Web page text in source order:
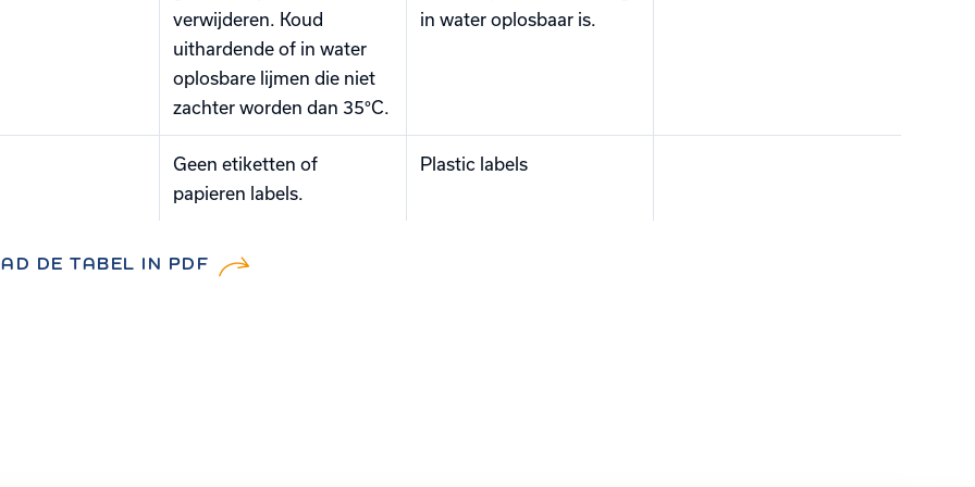
verwijderen. Koud
uithardende of in water
oplosbare lijmen die niet
zachter worden dan 35°C.
in water oplosbaar is.
Geen etiketten of
papieren labels.
Plastic labels
DE TABEL IN PDF